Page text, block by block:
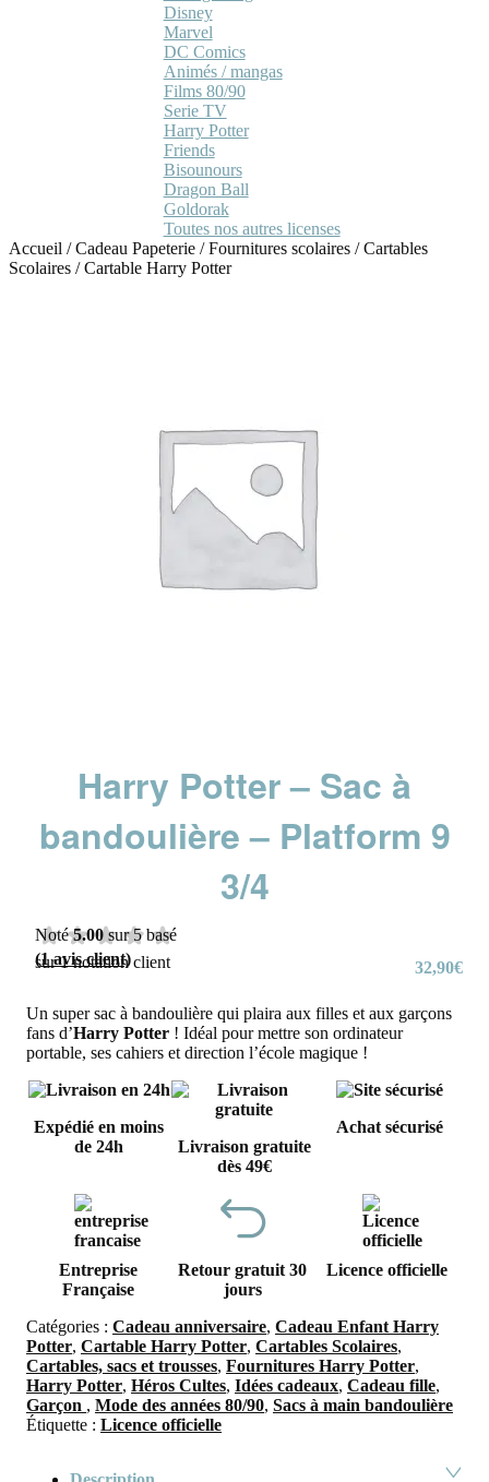
Disney
Marvel
DC Comics
Animés / mangas
Films 80/90
Serie TV
Harry Potter
Friends
Bisounours
Dragon Ball
Goldorak
Toutes nos autres licenses
Accueil /Cadeau Papeterie /Fournitures scolaires /Cartables
Scolaires /Cartable Harry Potter
Harry Potter – Sac à
bandoulière – Platform 9
3/4
Noté5.00 sur 5 basé
sur1notation client
(1avis client) 32,90€
Un super sac à bandoulière qui plaira aux filles et aux garçons
fans d’Harry Potter ! Idéal pour mettre son ordinateur
portable, ses cahiers et direction l’école magique !
Expédié en moins
de 24h
Livraison gratuite
dès 49€
Achat sécurisé
Entreprise
Française
Retour gratuit 30
jours
Licence officielle
Catégories : Cadeau anniversaire, Cadeau Enfant Harry
Potter, Cartable Harry Potter, Cartables Scolaires,
Cartables, sacs et trousses, Fournitures Harry Potter,
Harry Potter, Héros Cultes, Idées cadeaux, Cadeau fille,
Garçon , Mode des années 80/90, Sacs à main bandoulière
Étiquette : Licence officielle